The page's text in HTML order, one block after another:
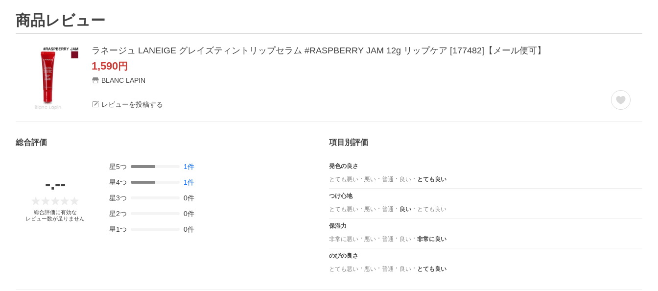
商品レビュー
ラネージュ LANEIGE グレイズティントリップセラム #RASPBERRY JAM 12g リップケア [177482]【メール便可】
1,590円
BLANC LAPIN
レビューを投稿する
総合評価
-.--
総合評価に有効な
レビュー数が足りません
星5つ 1件
星4つ 1件
星3つ 0件
星2つ 0件
星1つ 0件
項目別評価
発色の良さ
とても悪い
悪い 普通 良い とても良い
つけ心地
とても悪い
悪い 普通 良い とても良い
保湿力
非常に悪い
悪い 普通 良い 非常に良い
のびの良さ
とても悪い
悪い 普通 良い とても良い